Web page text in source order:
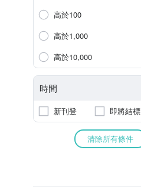
高於100
高於1,000
高於10,000
時間
新刊登 即將結標
清除所有條件